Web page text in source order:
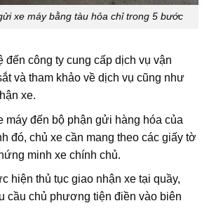
xe máy bằng tàu hỏa chỉ trong 5 bước
đến công ty cung cấp dịch vụ vận
và tham khảo về dịch vụ cũng như
xe.
máy đến bộ phận gửi hàng hóa của
đó, chủ xe cần mang theo các giấy tờ
minh xe chính chủ.
hiện thủ tục giao nhận xe tại quầy,
cầu chủ phương tiện điền vào biên